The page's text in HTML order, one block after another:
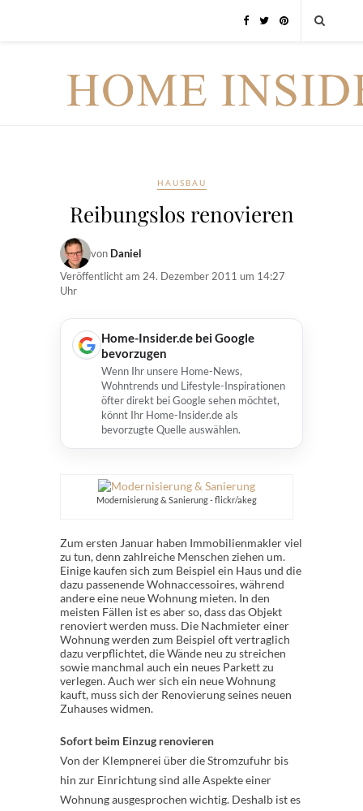
HAUSBAU
Reibungslos renovieren
von Daniel
Veröffentlicht am 24. Dezember 2011 um 14:27
Uhr
Home-Insider.de bei Google
bevorzugen
Wenn Ihr unsere Home-News,
Wohntrends und Lifestyle-Inspirationen
öfter direkt bei Google sehen möchtet,
könnt Ihr Home-Insider.de als
bevorzugte Quelle auswählen.
Modernisierung & Sanierung - flickr/akeg
Zum ersten Januar haben Immobilienmakler viel
zu tun, denn zahlreiche Menschen ziehen um.
Einige kaufen sich zum Beispiel ein Haus und die
dazu passenende Wohnaccessoires, während
andere eine neue Wohnung mieten. In den
meisten Fällen ist es aber so, dass das Objekt
renoviert werden muss. Die Nachmieter einer
Wohnung werden zum Beispiel oft vertraglich
dazu verpflichtet, die Wände neu zu streichen
sowie manchmal auch ein neues Parkett zu
verlegen. Auch wer sich ein neue Wohnung
kauft, muss sich der Renovierung seines neuen
Zuhauses widmen.
Sofort beim Einzug renovieren
Von der Klempnerei über die Stromzufuhr bis
hin zur Einrichtung sind alle Aspekte einer
Wohnung ausgesprochen wichtig. Deshalb ist es